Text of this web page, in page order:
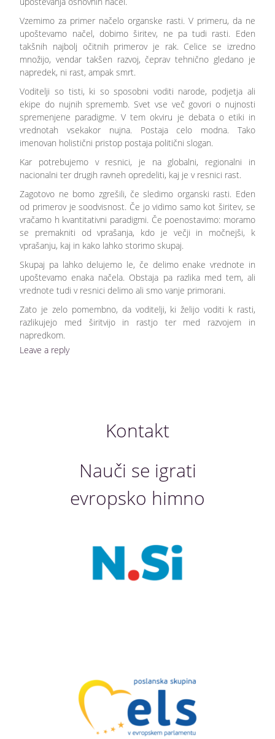
Vzemimo za primer načelo organske rasti. V primeru, da ne
upoštevamo načel, dobimo širitev, ne pa tudi rasti. Eden
takšnih najbolj očitnih primerov je rak. Celice se izredno
množijo, vendar takšen razvoj, čeprav tehnično gledano je
napredek, ni rast, ampak smrt.
Voditelji so tisti, ki so sposobni voditi narode, podjetja ali
ekipe do nujnih sprememb. Svet vse več govori o nujnosti
spremenjene paradigme. V tem okviru je debata o etiki in
vrednotah vsekakor nujna. Postaja celo modna. Tako
imenovan holistični pristop postaja politični slogan.
Kar potrebujemo v resnici, je na globalni, regionalni in
nacionalni ter drugih ravneh opredeliti, kaj je v resnici rast.
Zagotovo ne bomo zgrešili, če sledimo organski rasti. Eden
od primerov je soodvisnost. Če jo vidimo samo kot širitev, se
vračamo h kvantitativni paradigmi. Če poenostavimo: moramo
se premakniti od vprašanja, kdo je večji in močnejši, k
vprašanju, kaj in kako lahko storimo skupaj.
Skupaj pa lahko delujemo le, če delimo enake vrednote in
upoštevamo enaka načela. Obstaja pa razlika med tem, ali
vrednote tudi v resnici delimo ali smo vanje primorani.
Zato je zelo pomembno, da voditelji, ki želijo voditi k rasti,
razlikujejo med širitvijo in rastjo ter med razvojem in
napredkom.
Leave a reply
Kontakt
Nauči se igrati
evropsko himno